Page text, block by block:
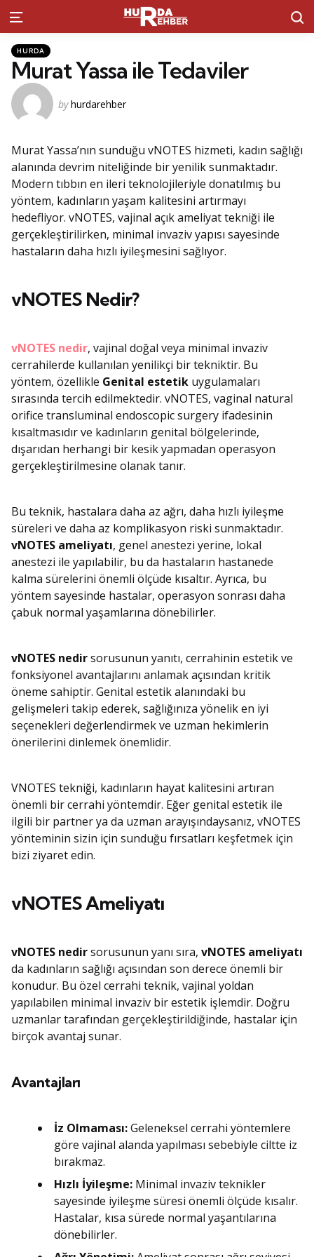
Menu
Kategoriler
Posted
in
HURDA
Murat Yassa ile Tedaviler
Posted
by hurdarehber
Murat Yassa’nın sunduğu vNOTES hizmeti, kadın sağlığı
alanında devrim niteliğinde bir yenilik sunmaktadır.
Modern tıbbın en ileri teknolojileriyle donatılmış bu
yöntem, kadınların yaşam kalitesini artırmayı
hedefliyor. vNOTES, vajinal açık ameliyat tekniği ile
gerçekleştirilirken, minimal invaziv yapısı sayesinde
hastaların daha hızlı iyileşmesini sağlıyor.
vNOTES Nedir?
vNOTES nedir, vajinal doğal veya minimal invaziv
cerrahilerde kullanılan yenilikçi bir tekniktir. Bu
yöntem, özellikle Genital estetik uygulamaları
sırasında tercih edilmektedir. vNOTES, vaginal natural
orifice transluminal endoscopic surgery ifadesinin
kısaltmasıdır ve kadınların genital bölgelerinde,
dışarıdan herhangi bir kesik yapmadan operasyon
gerçekleştirilmesine olanak tanır.
Bu teknik, hastalara daha az ağrı, daha hızlı iyileşme
süreleri ve daha az komplikasyon riski sunmaktadır.
vNOTES ameliyatı, genel anestezi yerine, lokal
anestezi ile yapılabilir, bu da hastaların hastanede
kalma sürelerini önemli ölçüde kısaltır. Ayrıca, bu
yöntem sayesinde hastalar, operasyon sonrası daha
çabuk normal yaşamlarına dönebilirler.
vNOTES nedirsorusunun yanıtı, cerrahinin estetik ve
fonksiyonel avantajlarını anlamak açısından kritik
öneme sahiptir. Genital estetik alanındaki bu
gelişmeleri takip ederek, sağlığınıza yönelik en iyi
seçenekleri değerlendirmek ve uzman hekimlerin
önerilerini dinlemek önemlidir.
VNOTES tekniği, kadınların hayat kalitesini artıran
önemli bir cerrahi yöntemdir. Eğer genital estetik ile
ilgili bir partner ya da uzman arayışındaysanız, vNOTES
yönteminin sizin için sunduğu fırsatları keşfetmek için
bizi ziyaret edin.
vNOTES Ameliyatı
vNOTES nedirsorusunun yanı sıra, vNOTES ameliyatı
da kadınların sağlığı açısından son derece önemli bir
konudur. Bu özel cerrahi teknik, vajinal yoldan
yapılabilen minimal invaziv bir estetik işlemdir. Doğru
uzmanlar tarafından gerçekleştirildiğinde, hastalar için
birçok avantaj sunar.
Avantajları
İz Olmaması:Geleneksel cerrahi yöntemlere
göre vajinal alanda yapılması sebebiyle ciltte iz
bırakmaz.
Hızlı İyileşme: Minimal invaziv teknikler
sayesinde iyileşme süresi önemli ölçüde kısalır.
Hastalar, kısa sürede normal yaşantılarına
dönebilirler.